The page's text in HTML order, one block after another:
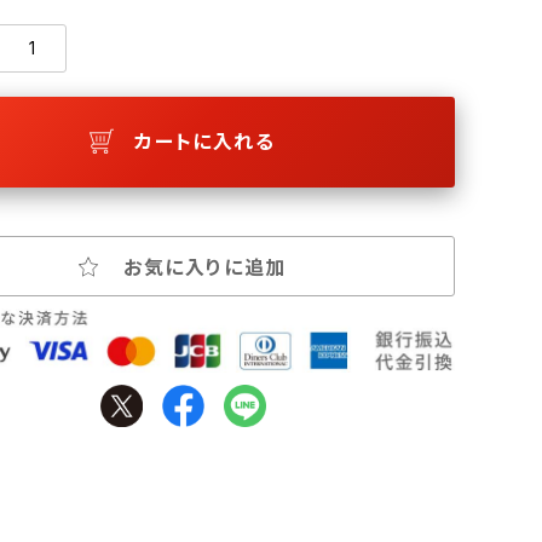
カートに入れる
お気に入りに追加